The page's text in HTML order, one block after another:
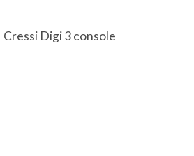
Cressi Digi 3 console